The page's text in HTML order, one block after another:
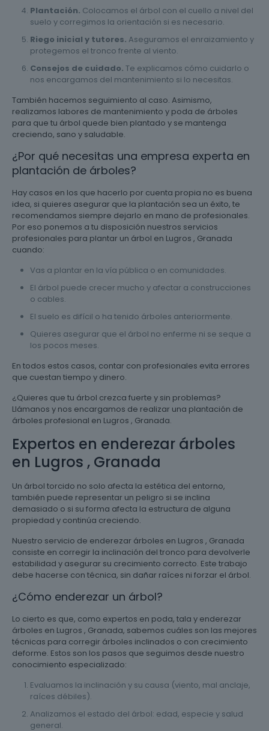
Plantación. Colocamos el árbol con el cuello a nivel del
suelo y corregimos la orientación si es necesario.
Riego inicial y tutores. Aseguramos el enraizamiento y
protegemos el tronco frente al viento.
Consejos de cuidado. Te explicamos cómo cuidarlo o
nos encargamos del mantenimiento si lo necesitas.
También hacemos seguimiento al caso. Asimismo,
realizamos labores de mantenimiento y poda de árboles
para que tu árbol quede bien plantado y se mantenga
creciendo, sano y saludable.
¿Por qué necesitas una empresa experta en
plantación de árboles?
Hay casos en los que hacerlo por cuenta propia no es buena
idea, si quieres asegurar que la plantación sea un éxito, te
recomendamos siempre dejarlo en mano de profesionales.
Por eso ponemos a tu disposición nuestros servicios
profesionales para plantar un árbol en Lugros , Granada
cuando:
Vas a plantar en la vía pública o en comunidades.
El árbol puede crecer mucho y afectar a construcciones
o cables.
El suelo es difícil o ha tenido árboles anteriormente.
Quieres asegurar que el árbol no enferme ni se seque a
los pocos meses.
En todos estos casos, contar con profesionales evita errores
que cuestan tiempo y dinero.
¿Quieres que tu árbol crezca fuerte y sin problemas?
Llámanos y nos encargamos de realizar una plantación de
árboles profesional en Lugros , Granada.
Expertos en enderezar árboles
en Lugros , Granada
Un árbol torcido no solo afecta la estética del entorno,
también puede representar un peligro si se inclina
demasiado o si su forma afecta la estructura de alguna
propiedad y continúa creciendo.
Nuestro servicio de enderezar árboles en Lugros , Granada
consiste en corregir la inclinación del tronco para devolverle
estabilidad y asegurar su crecimiento correcto. Este trabajo
debe hacerse con técnica, sin dañar raíces ni forzar el árbol.
¿Cómo enderezar un árbol?
Lo cierto es que, como expertos en poda, tala y enderezar
árboles en Lugros , Granada, sabemos cuáles son las mejores
técnicas para corregir árboles inclinados o con crecimiento
deforme. Estos son los pasos que seguimos desde nuestro
conocimiento especializado:
Evaluamos la inclinación y su causa (viento, mal anclaje,
raíces débiles).
Analizamos el estado del árbol: edad, especie y salud
general.